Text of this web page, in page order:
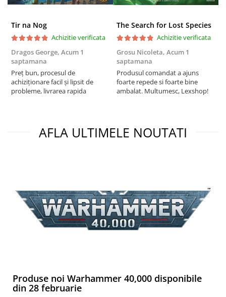
Puzzle 3D
Puzzle 8000 piese
Puzzle 150 piese
Puzzle 1000 piese fluorescent
Puzzle din lemn
Mandala
Puzzle 3 in 1
Warhammer
Warhammer 40K
Age of Sigmar
Accesorii
Tir na Nog
Achizitie verificata
Dragos George, Acum 1
saptamana
Preț bun, procesul de
achiziționare facil și lipsit de
probleme, livrarea rapida
The Search for Lost Species
Achizitie verificata
Grosu Nicoleta, Acum 1
saptamana
Produsul comandat a ajuns
foarte repede si foarte bine
ambalat. Multumesc, Lexshop!
AFLA ULTIMELE NOUTATI
Produse noi Warhammer 40,000 disponibile
din 28 februarie